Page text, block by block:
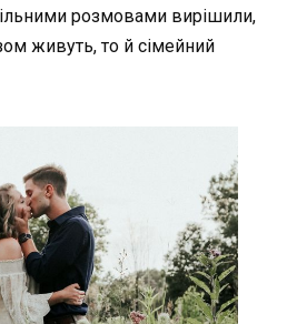
розмовами вирішили,
живуть, то й сімейний